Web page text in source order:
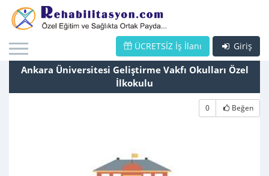
Giriş
ÜCRETSİZ İş İlanı
Ankara Üniversitesi Geliştirme Vakfı Okulları Özel
İlkokulu
0 Beğen